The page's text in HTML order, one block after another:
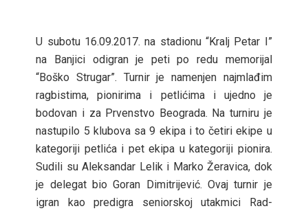
U subotu 16.09.2017. na stadionu “Kralj Petar I”
na Banjici odigran je peti po redu memorijal
“Boško Strugar”. Turnir je namenjen najmlađim
ragbistima, pionirima i petlićima i ujedno je
bodovan i za Prvenstvo Beograda. Na turniru je
nastupilo 5 klubova sa 9 ekipa i to četiri ekipe u
kategoriji petlića i pet ekipa u kategoriji pionira.
Sudili su Aleksandar Lelik i Marko Žeravica, dok
je delegat bio Goran Dimitrijević. Ovaj turnir je
igran kao predigra seniorskoj utakmici Rad-